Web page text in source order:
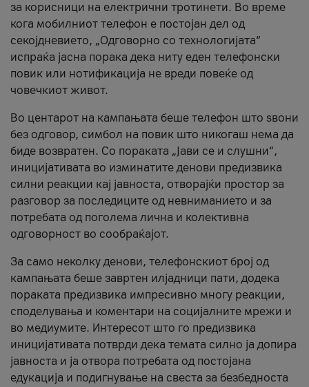
за корисници на електрични тротинети. Во време
кога мобилниот телефон е постојан дел од
секојдневието, „Одговорно со технологијата“
испраќа јасна порака дека ниту еден телефонски
повик или нотификација не вреди повеќе од
човечкиот живот.
Во центарот на кампањата беше телефон што ѕвони
без одговор, симбол на повик што никогаш нема да
биде возвратен. Со пораката „Јави се и слушни“,
иницијативата во изминатите денови предизвика
силни реакции кај јавноста, отворајќи простор за
разговор за последиците од невниманието и за
потребата од поголема лична и колективна
одговорност во сообраќајот.
За само неколку денови, телефонскиот број од
кампањата беше завртен илјадници пати, додека
пораката предизвика импресивно многу реакции,
споделувања и коментари на социјалните мрежи и
во медиумите. Интересот што го предизвика
иницијативата потврди дека темата силно ја допира
јавноста и ја отвора потребата од постојана
едукација и подигнување на свеста за безбедноста